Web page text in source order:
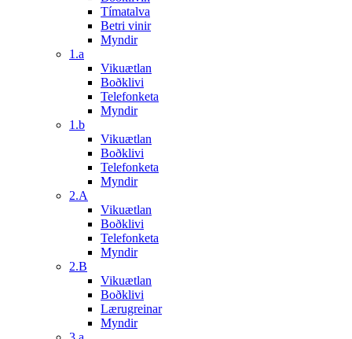
Tímatalva
Betri vinir
Myndir
1.a
Vikuætlan
Boðklivi
Telefonketa
Myndir
1.b
Vikuætlan
Boðklivi
Telefonketa
Myndir
2.A
Vikuætlan
Boðklivi
Telefonketa
Myndir
2.B
Vikuætlan
Boðklivi
Lærugreinar
Myndir